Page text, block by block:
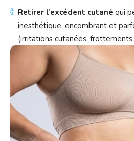
Retirer l’excédent cutané qui
inesthétique, encombrant et
(irritations cutanées,